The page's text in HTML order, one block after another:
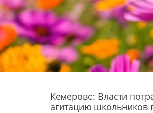
Кемерово: Власти
агитацию школьников